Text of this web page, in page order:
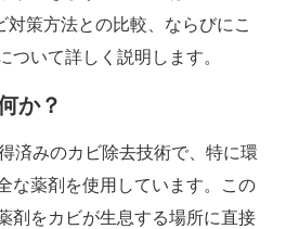
策方法との比較、ならびにこ
ついて詳しく説明します。
か？
済みのカビ除去技術で、特に環
な薬剤を使用しています。この
剤をカビが生息する場所に直接